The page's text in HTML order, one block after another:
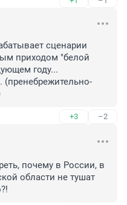
сценарии
приходом "белой
году...
(пренебрежительно-
+3 –2
почему в России, в
области не тушат